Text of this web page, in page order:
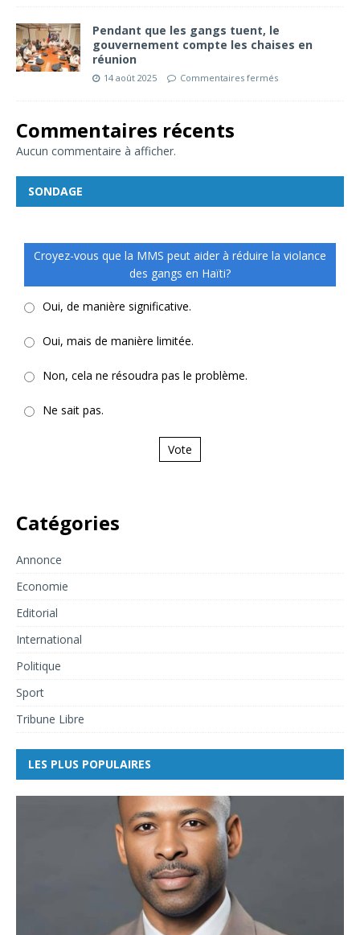
Pendant que les gangs tuent, le
gouvernement compte les chaises en
réunion
14 août 2025 Commentaires fermés
Commentaires récents
Aucun commentaire à afficher.
SONDAGE
Croyez-vous que la MMS peut aider à réduire la violance
des gangs en Haïti?
Oui, de manière significative.
Oui, mais de manière limitée.
Non, cela ne résoudra pas le problème.
Ne sait pas.
Vote
Catégories
Annonce
Economie
Editorial
International
Politique
Sport
Tribune Libre
LES PLUS POPULAIRES